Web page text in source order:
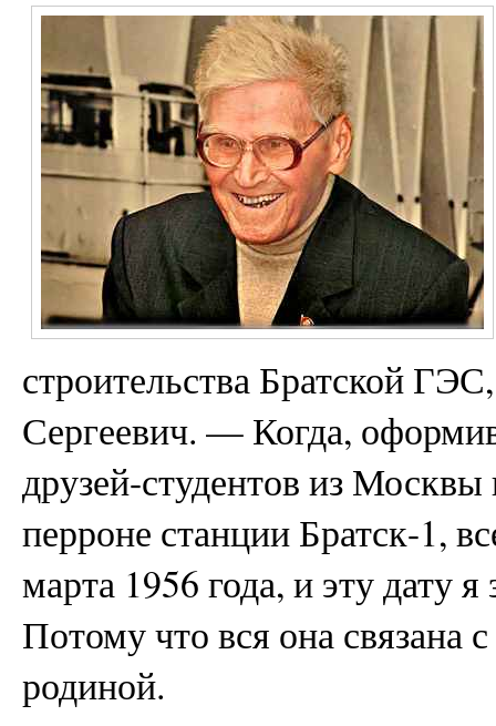
строительства Братской
Сергеевич. — Когда,
друзей-студентов из Москвы
перроне станции Братск-1,
марта 1956 года, и эту дату
Потому что вся она связана
родиной.